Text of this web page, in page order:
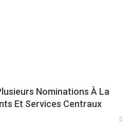
Nominations À La
Et Services Centraux